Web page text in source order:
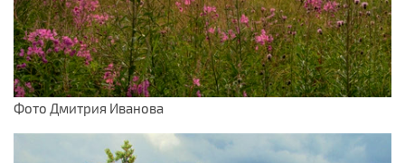
Фото Дмитрия Иванова